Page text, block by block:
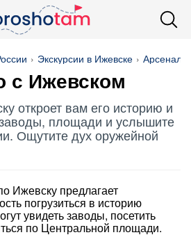
Экскурсии в Ижевске Арсенал
с Ижевском
откроет вам его историю и
заводы, площади и услышите
Ощутите дух оружейной
Ижевску предлагает
погрузиться в историю
увидеть заводы, посетить
по Центральной площади.